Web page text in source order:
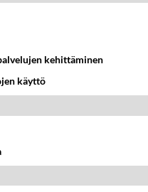
kehittäminen
käyttö